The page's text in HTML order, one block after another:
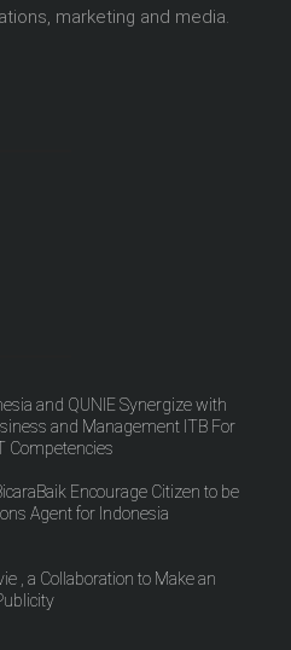
marketing and media.
and QUNIE Synergize with
and Management ITB For
Competencies
Encourage Citizen to be
Agent for Indonesia
, a Collaboration to Make an